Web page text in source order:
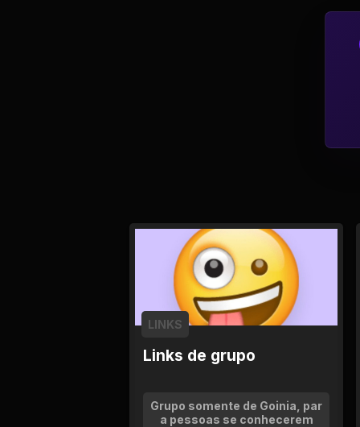
Saúde e Medicina
Viagem e Turismo
Links de grupo
LINKS
Grupo somente de Goinia, par
a pessoas se conhecerem